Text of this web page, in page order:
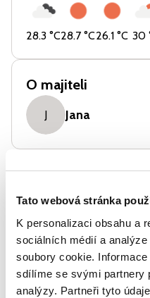
Tato webová stránka
K personalizaci obsahu a
sociálních médií a
soubory cookie.
sdílíme se svými partnery
analýzy. Partneři tyto
28.3 °C28.7 °C26.1 °C 30
O majiteli
J Jana
Vybavení
Sporák
Gril
Sprcha s teplou vodou